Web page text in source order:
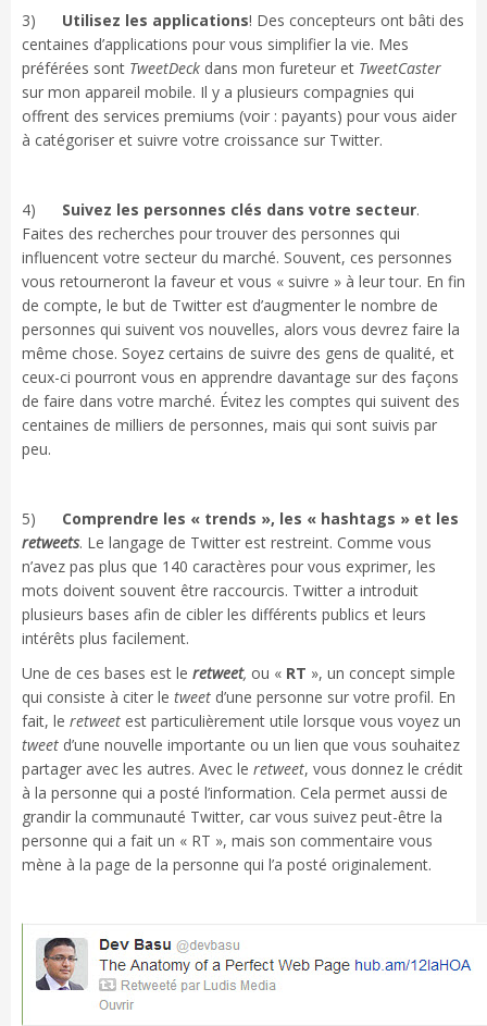
3) Utilisez les applications! Des concepteurs ont bâti des
centaines d’applications pour vous simplifier la vie. Mes
préférées sont TweetDeck dans mon fureteur et TweetCaster
sur mon appareil mobile. Il y a plusieurs compagnies qui
offrent des services premiums (voir : payants) pour vous aider
à catégoriser et suivre votre croissance sur Twitter.
4) Suivez les personnes clés dans votre secteur.
Faites des recherches pour trouver des personnes qui
influencent votre secteur du marché. Souvent, ces personnes
vous retourneront la faveur et vous « suivre » à leur tour. En fin
de compte, le but de Twitter est d’augmenter le nombre de
personnes qui suivent vos nouvelles, alors vous devrez faire la
même chose. Soyez certains de suivre des gens de qualité, et
ceux-ci pourront vous en apprendre davantage sur des façons
de faire dans votre marché. Évitez les comptes qui suivent des
centaines de milliers de personnes, mais qui sont suivis par
peu.
5) Comprendre les « trends », les « hashtags » et les
retweets. Le langage de Twitter est restreint. Comme vous
n’avez pas plus que 140 caractères pour vous exprimer, les
mots doivent souvent être raccourcis. Twitter a introduit
plusieurs bases afin de cibler les différents publics et leurs
intérêts plus facilement.
Une de ces bases est le retweet, ou « RT », un concept simple
qui consiste à citer le tweet d’une personne sur votre profil. En
fait, le retweet est particulièrement utile lorsque vous voyez un
tweet d’une nouvelle importante ou un lien que vous souhaitez
partager avec les autres. Avec le retweet, vous donnez le crédit
à la personne qui a posté l’information. Cela permet aussi de
grandir la communauté Twitter, car vous suivez peut-être la
personne qui a fait un « RT », mais son commentaire vous
mène à la page de la personne qui l’a posté originalement.